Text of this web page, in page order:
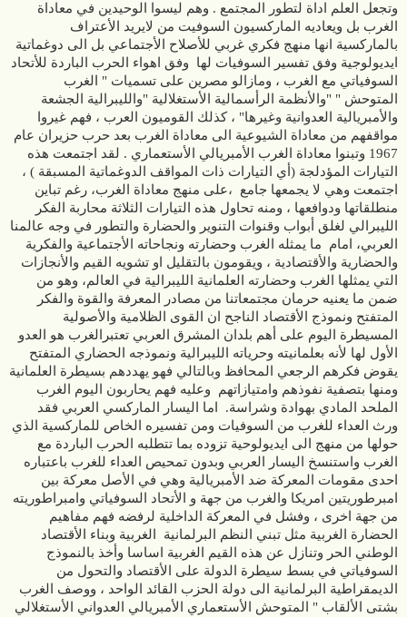
وتجعل العلم اداة لتطور المجتمع . وهم ليسوا الوحيدين في معاداة
الغرب بل و‌يعاديه الماركسيون السوفيت من لايريد الأعتراف
بالماركسية انها منهج فكري غربي للأصلاح الأجتماعي بل الى دوغماتية
ايديولوجية وفق تفسير السوفيات لها وفق اهواء الحرب الباردة للأتحاد
السوفياتي مع الغرب ، ومازالو مصرين على تسميات " الغرب
المتوحش " "والأنظمة الرأسمالية الأستغلالية "والليبرالية الجشعة
والأمبريالية العدوانية وغيرها" ، كذلك القوميون العرب ، فهم غيروا
مواقفهم من معاداة الشيوعية الى معاداة الغرب بعد حرب حزيران عام
1967 وتبنوا معاداة الغرب الأمبريالي الأستعماري . لقد اجتمعت هذه
التيارات المؤدلجة (أي التيارات ذات المواقف الدوغماتية المسبقة ) ،
اجتمعت وهي لا يجمعها جامع ،على منهج معاداة الغرب، رغم تباين
منطلقاتها ودوافعها ، ومنه تحاول هذه التيارات الثلاثة محاربة الفكر
الليبرالي لغلق أبواب وقنوات التنوير والحضارة والتطور في وجه عالمنا
العربي، امام ما يمثله الغرب وحضارته ونجاحاته الأجتماعية والفكرية
والحضارية والأقتصادية ، ويقومون بالتقليل او تشويه القيم والأنجازات
التي يمثلها الغرب وحضارته العلمانية الليبرالية في العالم، وهو من
ضمن ما يعنيه حرمان مجتمعاتنا من مصادر المعرفة والقوة والفكر
المتفتح ونموذج الأقتصاد الناجح ان القوى الظلامية والأصولية
المسيطرة اليوم على أهم بلدان المشرق العربي تعتبرالغرب هو العدو
الأول لها لأنه بعلمانيته وحرياته الليبرالية ونموذجه الحضاري المتفتح
يقوض فكرهم الرجعي المحافظ وبالتالي فهو يهددهم بسيطرة العلمانية
ومنها بتصفية نفوذهم وامتيازاتهم وعليه فهم يحاربون اليوم الغرب
الملحد المادي بهوادة وشراسة. اما اليسار الماركسي العربي فقد
ورث العداء للغرب من السوفيات ومن تفسيره الخاص للماركسية الذي
حولها من منهج الى ايديولوحية تزوده بما تتطلبه الحرب الباردة مع
الغرب واستنسخ اليسار العربي وبدون تمحيص العداء للغرب باعتباره
احدى مقومات المعركة ضد الأمبريالية وهي في الأصل معركة بين
امبرطوريتين امريكا والغرب من جهة و الأتحاد السوفياتي وامبراطوريته
من جهة اخرى ، وفشل في المعركة الداخلية لرفضه فهم مفاهيم
الحضارة الغربية مثل تبني النظم البرلمانية الغربية وبناء الأقتصاد
الوطني الحر وتنازل عن هذه القيم الغربية اساسا وأخذ بالنموذج
السوفياتي في بسط سيطرة الدولة على الأقتصاد والتحول من
الديمقراطية البرلمانية الى دولة الحزب القائد الواحد ، ووصف الغرب
بشتى الألقاب " المتوحش الأستعماري الأمبريالي العدواني الأستغلالي